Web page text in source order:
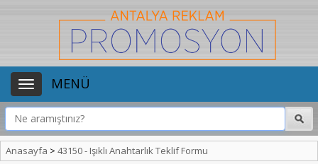
MENÜ
Anasayfa > 43150 - Işıklı Anahtarlık Teklif Formu